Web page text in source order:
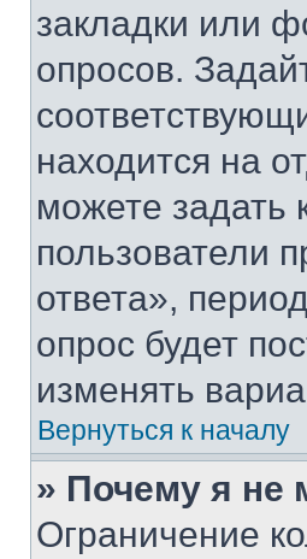
закладки или
опросов.
находится на
можете задать
пользователи
ответа»,
опрос будет
изменять
Вернуться к началу
» Почему я не
Ограничение